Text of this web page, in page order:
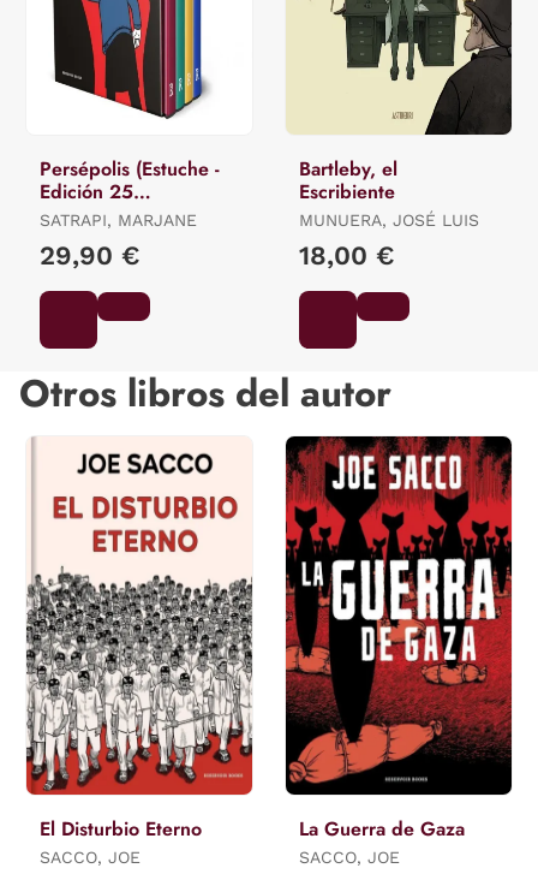
Persépolis (Estuche -
Edición 25
Aniversario)
SATRAPI, MARJANE
29,90 €
Bartleby, el
Escribiente
MUNUERA, JOSÉ LUIS
18,00 €
Otros libros del autor
El Disturbio Eterno
SACCO, JOE
La Guerra de Gaza
SACCO, JOE